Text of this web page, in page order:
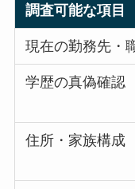
調査可能な項目
現在の勤務先・
学歴の真偽確認
住所・家族構成